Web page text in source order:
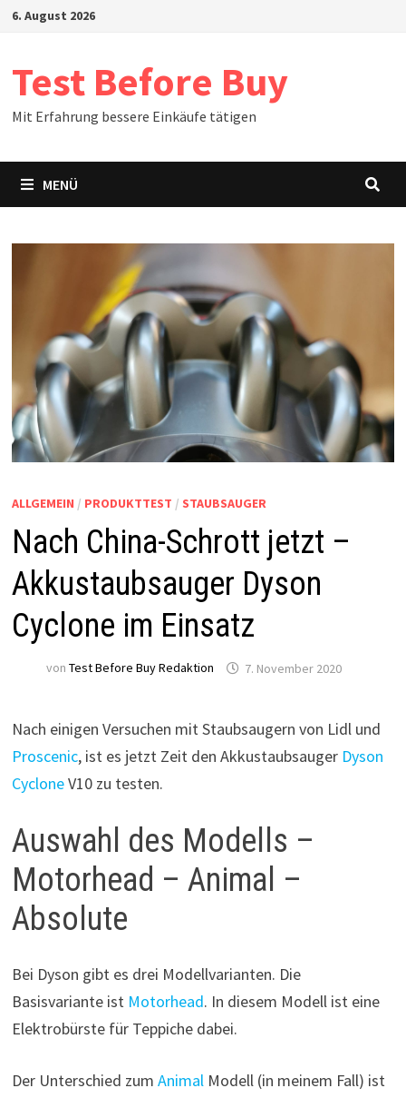
Zum6. August 2026
Test Before Buy
Mit Erfahrung bessere Einkäufe tätigen
MENÜ
ALLGEMEIN / PRODUKTTEST / STAUBSAUGER
Nach China-Schrott jetzt –
Akkustaubsauger Dyson
Cyclone im Einsatz
von Test Before Buy Redaktion 7. November 2020
Nach einigen Versuchen mit Staubsaugern von Lidl und
Proscenic, ist es jetzt Zeit den Akkustaubsauger Dyson
CycloneV10 zu testen.
Auswahl des Modells –
Motorhead – Animal –
Absolute
Bei Dyson gibt es drei Modellvarianten. Die
Basisvariante ist Motorhead. In diesem Modell ist eine
Elektrobürste für Teppiche dabei.
Der Unterschied zum AnimalModell (in meinem Fall) ist